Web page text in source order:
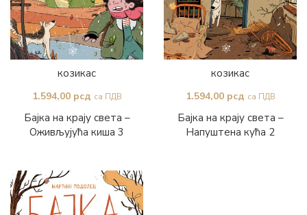
Бајка на крају света –
Оживљујућа киша 3
козикас
1.594,00 рсд са ПДВ
Бајка на крају света –
Напуштена кућа 2
козикас
1.594,00 рсд са ПДВ